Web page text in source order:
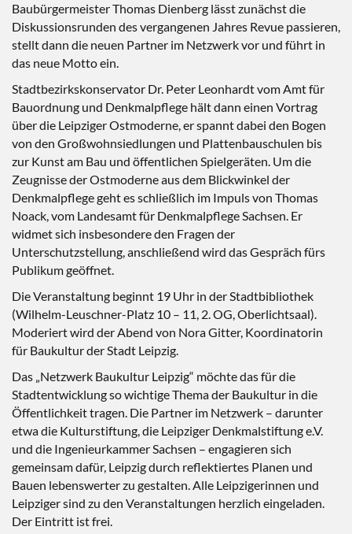
Baubürgermeister Thomas Dienberg lässt zunächst die
Diskussionsrunden des vergangenen Jahres Revue passieren,
stellt dann die neuen Partner im Netzwerk vor und führt in
das neue Motto ein.
Stadtbezirkskonservator Dr. Peter Leonhardt vom Amt für
Bauordnung und Denkmalpflege hält dann einen Vortrag
über die Leipziger Ostmoderne, er spannt dabei den Bogen
von den Großwohnsiedlungen und Plattenbauschulen bis
zur Kunst am Bau und öffentlichen Spielgeräten. Um die
Zeugnisse der Ostmoderne aus dem Blickwinkel der
Denkmalpflege geht es schließlich im Impuls von Thomas
Noack, vom Landesamt für Denkmalpflege Sachsen. Er
widmet sich insbesondere den Fragen der
Unterschutzstellung, anschließend wird das Gespräch fürs
Publikum geöffnet.
Die Veranstaltung beginnt 19 Uhr in der Stadtbibliothek
(Wilhelm-Leuschner-Platz 10 – 11, 2. OG, Oberlichtsaal).
Moderiert wird der Abend von Nora Gitter, Koordinatorin
für Baukultur der Stadt Leipzig.
Das „Netzwerk Baukultur Leipzig“ möchte das für die
Stadtentwicklung so wichtige Thema der Baukultur in die
Öffentlichkeit tragen. Die Partner im Netzwerk – darunter
etwa die Kulturstiftung, die Leipziger Denkmalstiftung e.V.
und die Ingenieurkammer Sachsen – engagieren sich
gemeinsam dafür, Leipzig durch reflektiertes Planen und
Bauen lebenswerter zu gestalten. Alle Leipzigerinnen und
Leipziger sind zu den Veranstaltungen herzlich eingeladen.
Der Eintritt ist frei.